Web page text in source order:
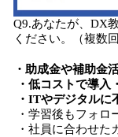
Q9.あなたが、DX
ください。（複数回
・助成金や補助金
・低コストで導入
・ITやデジタルに
・学習後もフォロ
・社員に合わせた